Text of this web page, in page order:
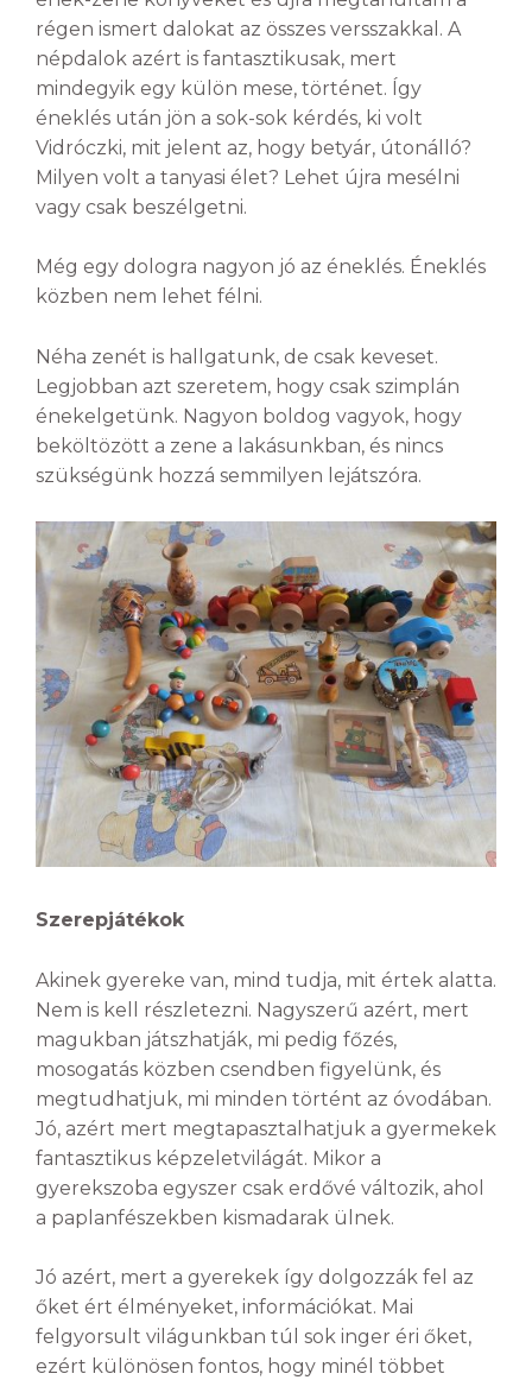
régen ismert dalokat az összes versszakkal. A
népdalok azért is fantasztikusak, mert
mindegyik egy külön mese, történet. Így
éneklés után jön a sok-sok kérdés, ki volt
Vidróczki, mit jelent az, hogy betyár, útonálló?
Milyen volt a tanyasi élet? Lehet újra mesélni
vagy csak beszélgetni.
Még egy dologra nagyon jó az éneklés. Éneklés
közben nem lehet félni.
Néha zenét is hallgatunk, de csak keveset.
Legjobban azt szeretem, hogy csak szimplán
énekelgetünk. Nagyon boldog vagyok, hogy
beköltözött a zene a lakásunkban, és nincs
szükségünk hozzá semmilyen lejátszóra.
Szerepjátékok
Akinek gyereke van, mind tudja, mit értek alatta.
Nem is kell részletezni. Nagyszerű azért, mert
magukban játszhatják, mi pedig főzés,
mosogatás közben csendben figyelünk, és
megtudhatjuk, mi minden történt az óvodában.
Jó, azért mert megtapasztalhatjuk a gyermekek
fantasztikus képzeletvilágát. Mikor a
gyerekszoba egyszer csak erdővé változik, ahol
a paplanfészekben kismadarak ülnek.
Jó azért, mert a gyerekek így dolgozzák fel az
őket ért élményeket, információkat. Mai
felgyorsult világunkban túl sok inger éri őket,
ezért különösen fontos, hogy minél többet